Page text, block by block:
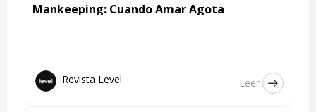
Mankeeping: Cuando Amar Agota
Revista Level Leer